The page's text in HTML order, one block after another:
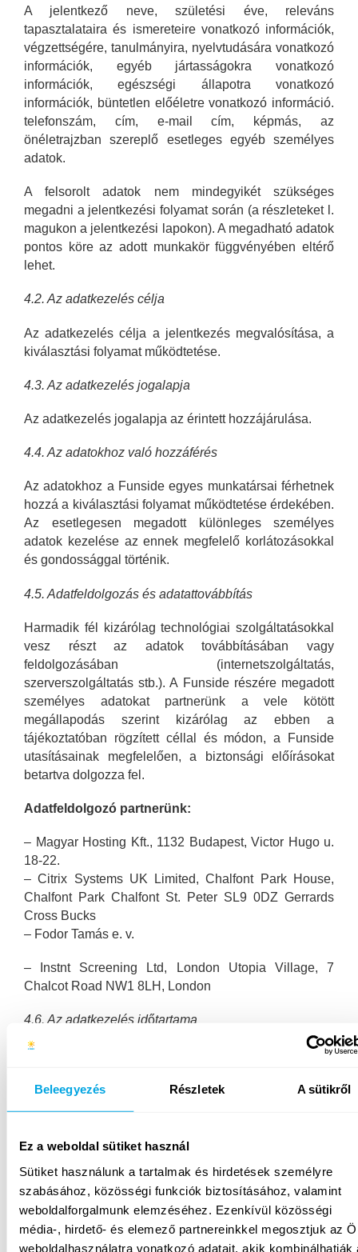
Beleegyezés Részletek A sütikről
Ez a weboldal sütiket használ
Sütiket használunk a tartalmak és hirdetések személyre
szabásához, közösségi funkciók biztosításához, valamint
weboldalforgalmunk elemzéséhez. Ezenkívül közösségi
média-, hirdető- és elemező partnereinkkel megosztjuk az
weboldalhasználatra vonatkozó adatait, akik kombinálhatják
A jelentkező neve, születési éve, releváns
tapasztalataira és ismereteire vonatkozó információk,
végzettségére, tanulmányira, nyelvtudására vonatkozó
információk, egyéb jártasságokra vonatkozó
információk, egészségi állapotra vonatkozó
információk, büntetlen előéletre vonatkozó információ.
telefonszám, cím, e-mail cím, képmás, az
önéletrajzban szereplő esetleges egyéb személyes
adatok.
A felsorolt adatok nem mindegyikét szükséges
megadni a jelentkezési folyamat során (a részleteket l.
magukon a jelentkezési lapokon). A megadható adatok
pontos köre az adott munkakör függvényében eltérő
lehet.
4.2. Az adatkezelés célja
Az adatkezelés célja a jelentkezés megvalósítása, a
kiválasztási folyamat működtetése.
4.3. Az adatkezelés jogalapja
Az adatkezelés jogalapja az érintett hozzájárulása.
4.4. Az adatokhoz való hozzáférés
Az adatokhoz a Funside egyes munkatársai férhetnek
hozzá a kiválasztási folyamat működtetése érdekében.
Az esetlegesen megadott különleges személyes
adatok kezelése az ennek megfelelő korlátozásokkal
és gondossággal történik.
4.5. Adatfeldolgozás és adatattovábbítás
Harmadik fél kizárólag technológiai szolgáltatásokkal
vesz részt az adatok továbbításában vagy
feldolgozásában (internetszolgáltatás,
szerverszolgáltatás stb.). A Funside részére megadott
személyes adatokat partnerünk a vele kötött
megállapodás szerint kizárólag az ebben a
tájékoztatóban rögzített céllal és módon, a Funside
utasításainak megfelelően, a biztonsági előírásokat
betartva dolgozza fel.
Adatfeldolgozó partnerünk:
– Magyar Hosting Kft., 1132 Budapest, Victor Hugo u.
18-22.
– Citrix Systems UK Limited, Chalfont Park House,
Chalfont Park Chalfont St. Peter SL9 0DZ Gerrards
Cross Bucks
– Fodor Tamás e. v.
– Instnt Screening Ltd, London Utopia Village, 7
Chalcot Road NW1 8LH, London
4.6. Az adatkezelés időtartama
A Funside az adatokat a toborzási folyamat
hozzájárulás visszavonásáig kezeli. A hozzájárulás az
érintett által azadatkezeles@funside.hu
5. Adatbiztonsági intézkedések
A Funside a személyes adatokat (a tevékenységtől
függően) a Magyar Hosting Kft. vagy a Citrix Systems
UK Limited szerverein tárolja. A személyes adatok